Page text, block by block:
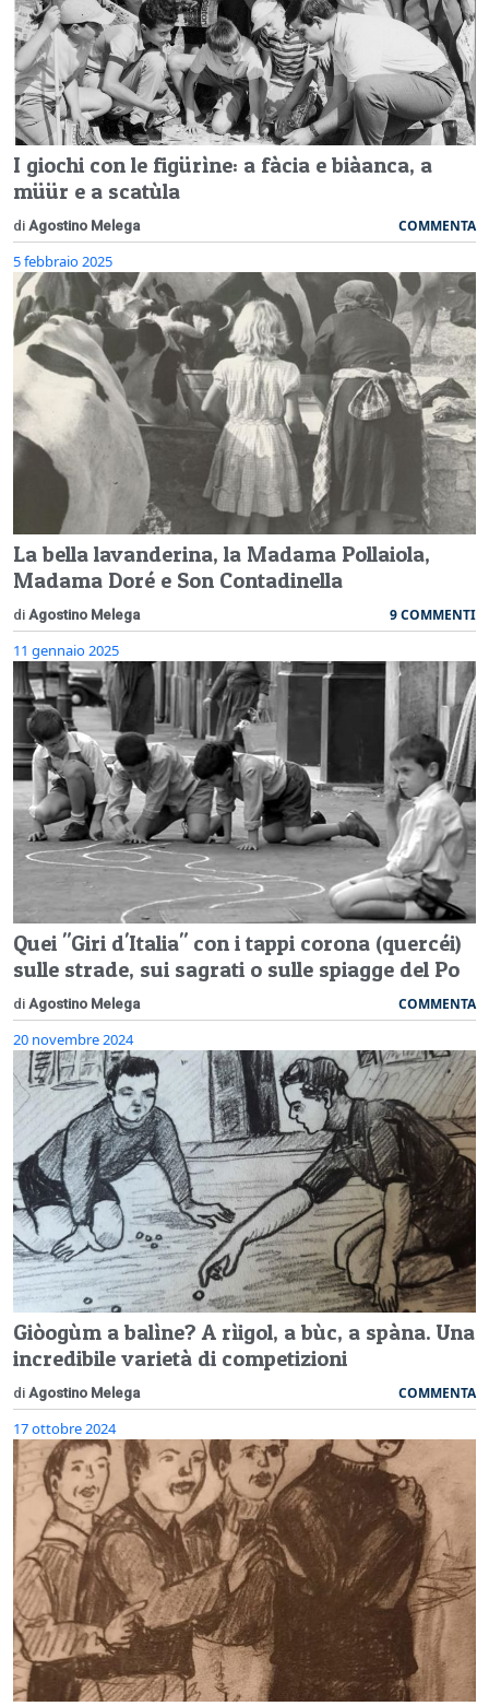
I giochi con le figürìne: a fàcia e biàanca, a
müür e a scatùla
di Agostino Melega COMMENTA
5 febbraio 2025
La bella lavanderina, la Madama Pollaiola,
Madama Doré e Son Contadinella
di Agostino Melega 9 COMMENTI
11 gennaio 2025
Quei "Giri d'Italia" con i tappi corona (quercéi)
sulle strade, sui sagrati o sulle spiagge del Po
di Agostino Melega COMMENTA
20 novembre 2024
Giòogùm a balìne? A rìigol, a bùc, a spàna. Una
incredibile varietà di competizioni
di Agostino Melega COMMENTA
17 ottobre 2024